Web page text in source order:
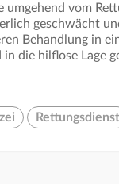
vom
geschwächt
Behandlung in
die hilflose Lage
Rettungsdienst